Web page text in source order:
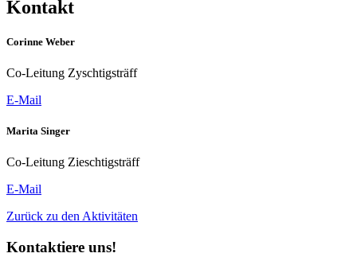
Kontakt
Corinne Weber
Co-Leitung Zyschtigsträff
E-Mail
Marita Singer
Co-Leitung Zieschtigsträff
E-Mail
Zurück zu den Aktivitäten
Kontaktiere uns!